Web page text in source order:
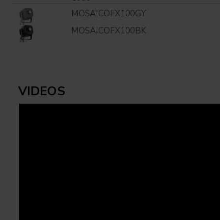
MOSAICOFX100GY
MOSAICOFX100BK
VIDEOS